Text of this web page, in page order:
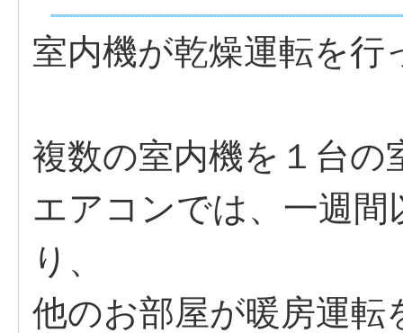
室内機が乾燥運転を
複数の室内機を１台
エアコンでは、一週
り、
他のお部屋が暖房運